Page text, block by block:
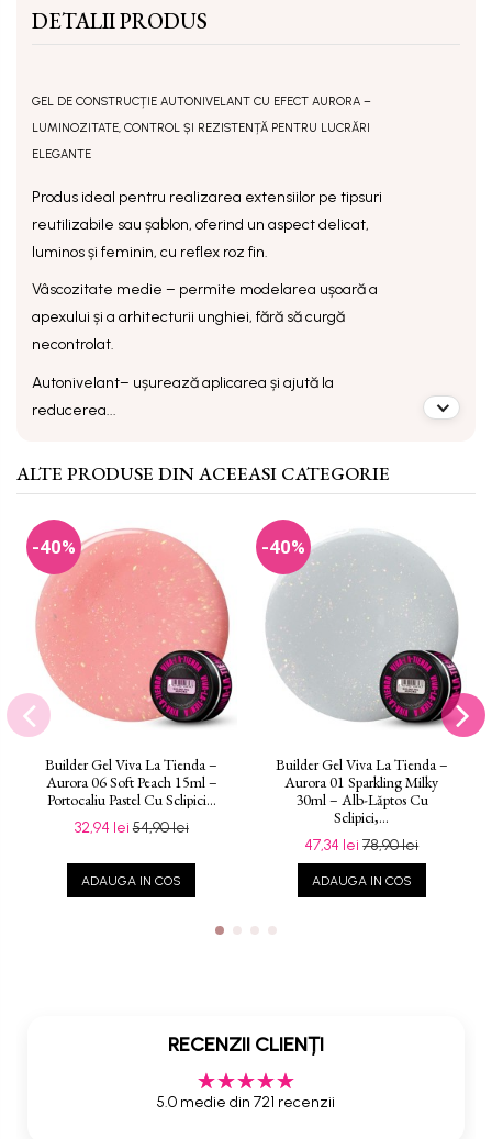
DETALII PRODUS
GEL DE CONSTRUCȚIE AUTONIVELANT CU EFECT AURORA –
LUMINOZITATE, CONTROL ȘI REZISTENȚĂ PENTRU LUCRĂRI
ELEGANTE
Produs ideal pentru realizarea extensiilor pe tipsuri
reutilizabile sau șablon, oferind un aspect delicat,
luminos și feminin, cu reflex roz fin.
Vâscozitate medie – permite modelarea ușoară a
apexului și a arhitecturii unghiei, fără să curgă
necontrolat.
Autonivelant– ușurează aplicarea și ajută la
reducerea...
ALTE PRODUSE DIN ACEEASI CATEGORIE
-40%
Builder Gel Viva La Tienda –
Aurora 06 Soft Peach 15ml –
Portocaliu Pastel Cu Sclipici...
32,94 lei54,90 lei
ADAUGA IN COS
-40%
Builder Gel Viva La Tienda –
Aurora 01 Sparkling Milky
30ml – Alb-Lăptos Cu
Sclipici,...
47,34 lei78,90 lei
ADAUGA IN COS
RECENZII CLIENȚI
5.0 medie din 721 recenzii